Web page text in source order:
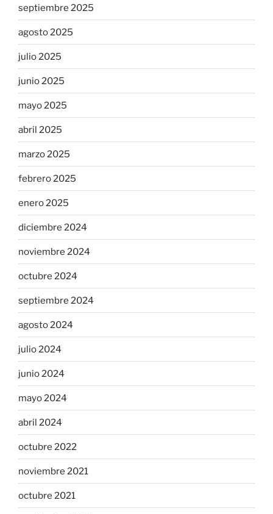
septiembre 2025
agosto 2025
julio 2025
junio 2025
mayo 2025
abril 2025
marzo 2025
febrero 2025
enero 2025
diciembre 2024
noviembre 2024
octubre 2024
septiembre 2024
agosto 2024
julio 2024
junio 2024
mayo 2024
abril 2024
octubre 2022
noviembre 2021
octubre 2021